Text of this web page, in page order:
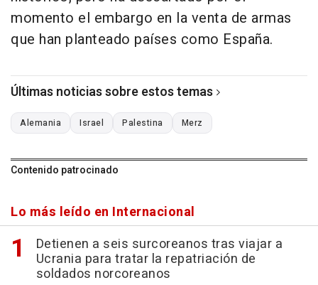
momento el embargo en la venta de armas
que han planteado países como España.
Últimas noticias sobre estos temas
Alemania Israel Palestina Merz
Contenido patrocinado
Lo más leído en Internacional
Detienen a seis surcoreanos tras viajar a
Ucrania para tratar la repatriación de
soldados norcoreanos